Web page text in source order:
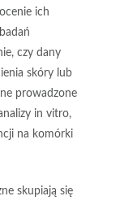
ich
czy dany
skóry lub
prowadzone
in vitro,
na komórki
skupiają się